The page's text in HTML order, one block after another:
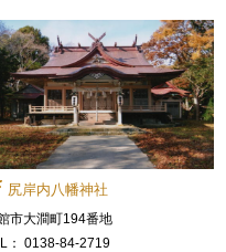
尻岸内八幡神社
市大澗町194番地
0138-84-2719